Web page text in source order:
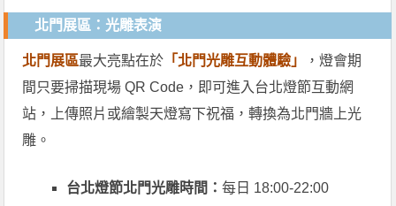
北門展區：光雕表演
北門展區最大亮點在於 「北門光雕互動體驗」
，燈會期
間只要掃描現場 QR Code，即可進入台北燈節互動網
站，上傳照片或繪製天燈寫下祝福，轉換為北門牆上光
雕。
台北燈節北門光雕時間：每日 18:00-22:00